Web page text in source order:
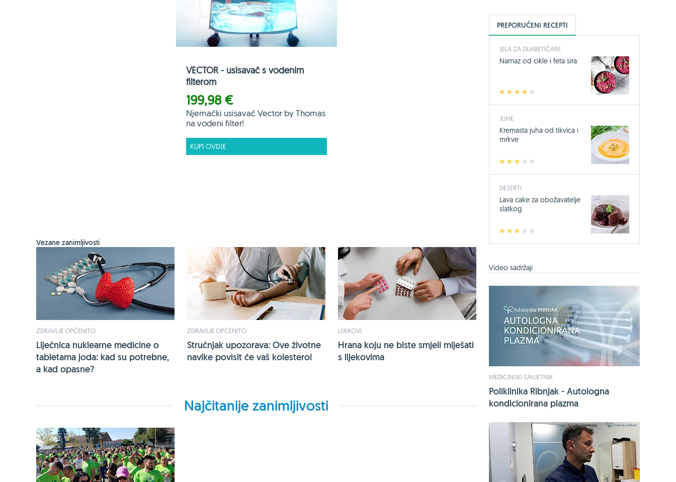
VECTOR - usisavač s vodenim
filterom
199,98 €
Njemački usisavač Vector by Thomas
na vodeni filter!
KUPI OVDJE 17,49 €
Jedini sa 14
Vezane zanimljivosti
ZDRAVLJE OPĆENITO
Liječnica nuklearne medicine o
tabletama joda: kad su potrebne,
a kad opasne?
ZDRAVLJE OPĆENITO
Stručnjak upozorava: Ove životne
navike povisit će vaš kolesterol
LIJEKOVI
Hrana koju ne biste smjeli miješati
s lijekovima
Najčitanije zanimljivosti
PREPORUČENI RECEPTI
JELA ZA DIJABETIČARE
2 3 4
Namaz od cikle i feta sira
JUHE
2 3 4
Kremasta juha od tikvica i
mrkve
DESERTI
2 3 4
Lava cake za obožavatelje
slatkog
Video sadržaji
MEDICINSKI SAVJETNIK
Poliklinika Ribnjak - Autologna
kondicionirana plazma